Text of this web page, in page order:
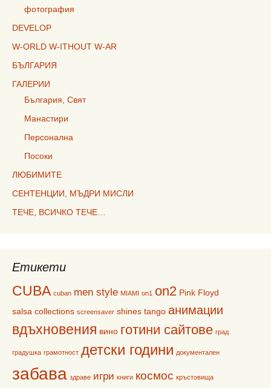
фотография
DEVELOP
W-ORLD W-ITHOUT W-AR
БЪЛГАРИЯ
ГАЛЕРИИ
България, Свят
Манастири
Персонална
Посоки
ЛЮБИМИТЕ
СЕНТЕНЦИИ, МЪДРИ МИСЛИ
ТЕЧЕ, ВСИЧКО ТЕЧЕ…
Етикети
CUBA cuban men style MIAMI on1 on2 Pink Floyd
salsa collections screensaver shines tango анимации
вдъхновения вино готини сайтове град
градушка грамотност детски години документален
забава здраве игри книги космос кръстовища